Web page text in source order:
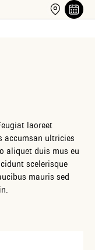
laoreet
accumsan ultricies
aliquet duis mus eu
scelerisque
mauris sed